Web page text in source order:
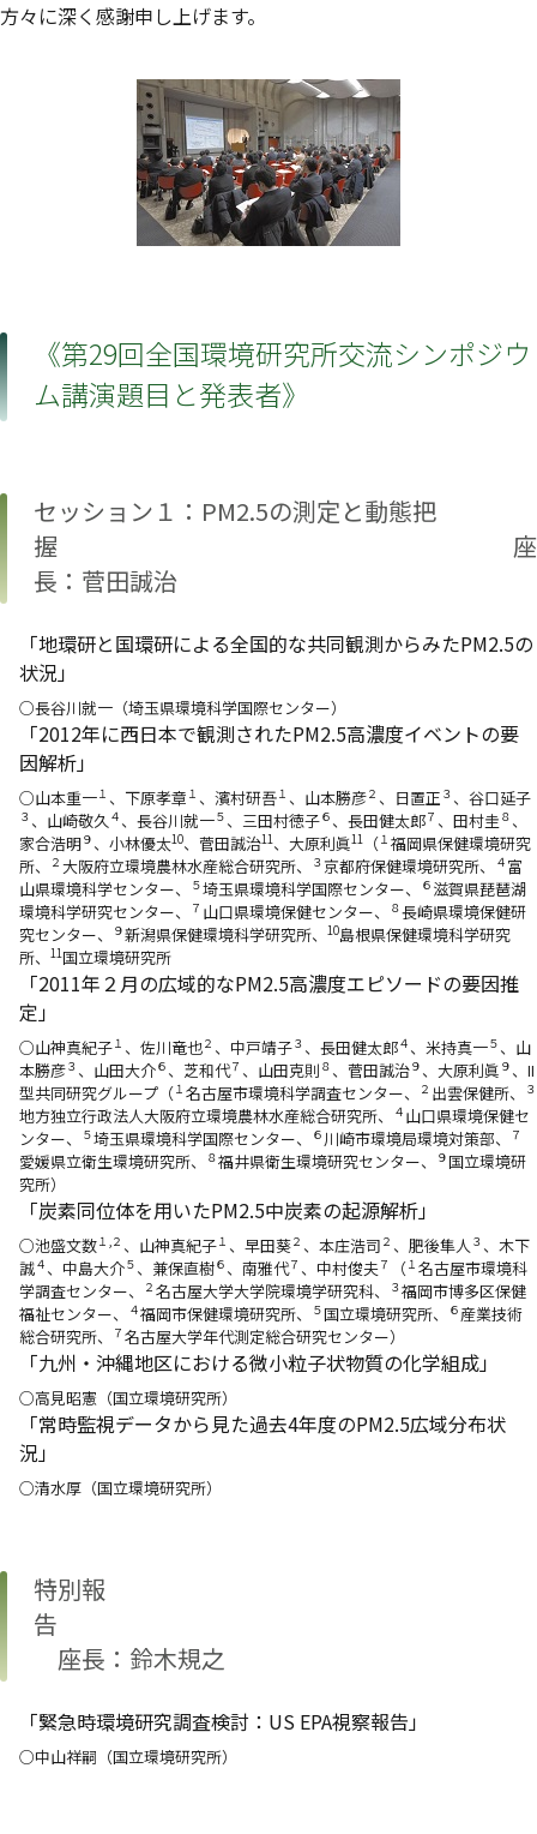
方々に深く感謝申し上げます。
《第29回全国環境研究所交流シンポジウ
ム講演題目と発表者》
セッション１：PM2.5の測定と動態把
握 座
長：菅田誠治
「地環研と国環研による全国的な共同観測からみたPM2.5の
状況」
○長谷川就一（埼玉県環境科学国際センター）
「2012年に西日本で観測されたPM2.5高濃度イベントの要
因解析」
○山本重一１ 、下原孝章 １ 、濱村研吾１ 、山本勝彦２ 、日置正 ３ 、谷口延子
３ 、山崎敬久 ４ 、長谷川就一５ 、三田村徳子６ 、長田健太郎７ 、田村圭 ８ 、
家合浩明９ 、小林優太10、菅田誠治11、大原利眞11 （１ 福岡県保健環境研究
所、
２ 大阪府立環境農林水産総合研究所、 ３ 京都府保健環境研究所、 ４ 富
山県環境科学センター、
５埼玉県環境科学国際センター、 ６ 滋賀県琵琶湖
環境科学研究センター、
７ 山口県環境保健センター、 ８長崎県環境保健研
究センター、
９新潟県保健環境科学研究所、 10島根県保健環境科学研究
所、
11国立環境研究所
「2011年２月の広域的なPM2.5高濃度エピソードの要因推
定」
○山神真紀子１ 、佐川竜也２ 、中戸靖子３ 、長田健太郎４ 、米持真一５ 、山
本勝彦３ 、山田大介６ 、芝和代７ 、山田克則 ８ 、菅田誠治９ 、大原利眞 ９ 、II
型共同研究グループ（１ 名古屋市環境科学調査センター、 ２ 出雲保健所、 ３
地方独立行政法人大阪府立環境農林水産総合研究所、 ４ 山口県環境保健セ
ンター、
５埼玉県環境科学国際センター、 ６ 川崎市環境局環境対策部、 ７
愛媛県立衛生環境研究所、 ８福井県衛生環境研究センター、 ９ 国立環境研
究所）
「炭素同位体を用いたPM2.5中炭素の起源解析」
○池盛文数１,２ 、山神真紀子１ 、早田葵２ 、本庄浩司 ２ 、肥後隼人 ３ 、木下
誠４ 、中島大介５ 、兼保直樹６ 、南雅代７ 、中村俊夫７ （１ 名古屋市環境科
学調査センター、
２ 名古屋大学大学院環境学研究科、 ３福岡市博多区保健
福祉センター、
４福岡市保健環境研究所、 ５ 国立環境研究所、 ６ 産業技術
総合研究所、
７ 名古屋大学年代測定総合研究センター）
「九州・沖縄地区における微小粒子状物質の化学組成」
○高見昭憲（国立環境研究所）
「常時監視データから見た過去4年度のPM2.5広域分布状
況」
○清水厚（国立環境研究所）
特別報
座長：鈴木規之
「緊急時環境研究調査検討：US EPA視察報告」
○中山祥嗣（国立環境研究所）